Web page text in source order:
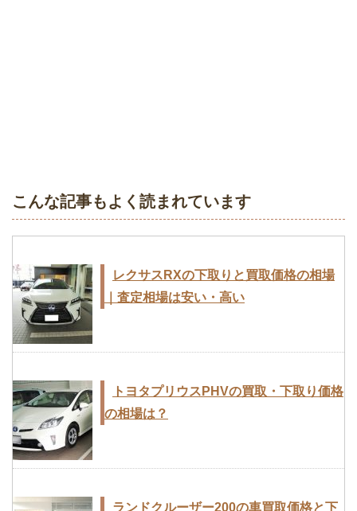
こんな記事もよく読まれています
レクサスRXの下取りと買取価格の相場
｜査定相場は安い・高い
トヨタプリウスPHVの買取・下取り価格
の相場は？
ランドクルーザー200の車買取価格と下